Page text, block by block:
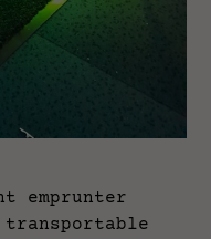
emprunter